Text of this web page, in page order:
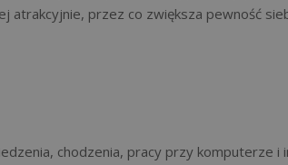
przez co zwiększa pewność
chodzenia, pracy przy komputerze i